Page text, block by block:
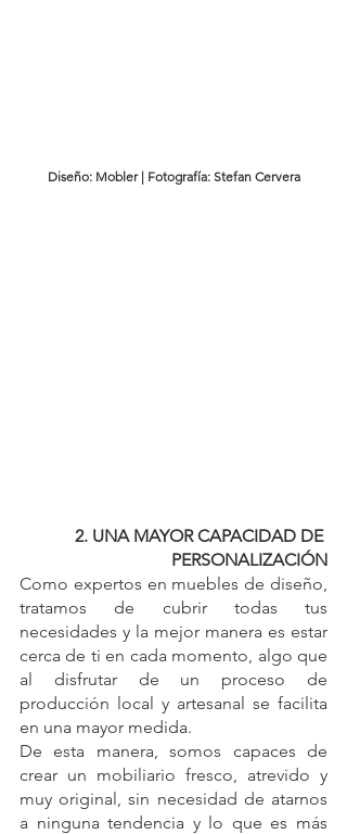
Diseño: Mobler | Fotografía: Stefan Cervera
2. UNA MAYOR CAPACIDAD DE
PERSONALIZACIÓN
Como expertos en muebles de diseño,
tratamos de cubrir todas tus
necesidades y la mejor manera es estar
cerca de ti en cada momento, algo que
al disfrutar de un proceso de
producción local y artesanal se facilita
en una mayor medida.
De esta manera, somos capaces de
crear un mobiliario fresco, atrevido y
muy original, sin necesidad de atarnos
a ninguna tendencia y lo que es más